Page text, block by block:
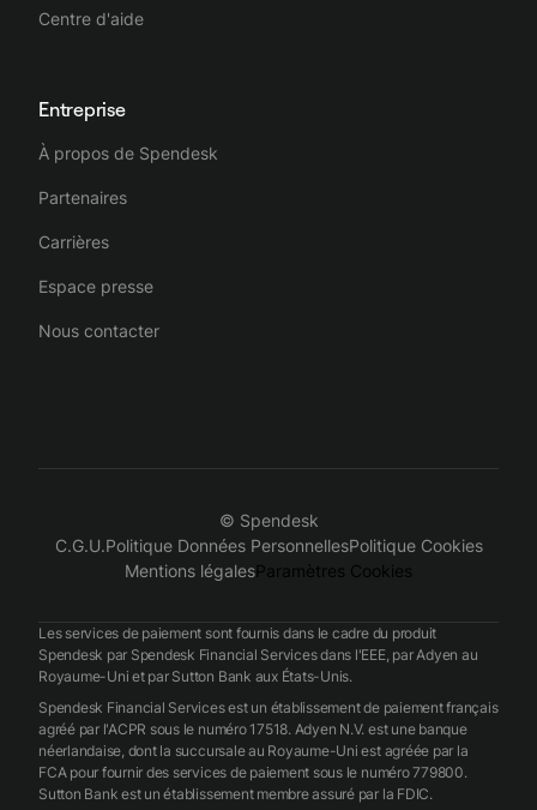
Centre d'aide
Entreprise
À propos de Spendesk
Partenaires
Carrières
Espace presse
Nous contacter
© Spendesk
C.G.U.Politique Données PersonnellesPolitique Cookies
Mentions légalesParamètres Cookies
Les services de paiement sont fournis dans le cadre du produit
Spendesk par Spendesk Financial Services dans l'EEE, par Adyen au
Royaume-Uni et par Sutton Bank aux États-Unis.
Spendesk Financial Services est un établissement de paiement français
agréé par l'ACPR sous le numéro 17518. Adyen N.V. est une banque
néerlandaise, dont la succursale au Royaume-Uni est agréée par la
FCA pour fournir des services de paiement sous le numéro 779800.
Sutton Bank est un établissement membre assuré par la FDIC.